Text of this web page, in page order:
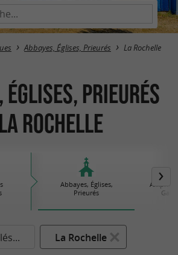
Abbayes, Églises, Prieurés La Rochelle
Églises, Prieurés
Rochelle
Abbayes, Églises,
Prieurés
La Rochelle